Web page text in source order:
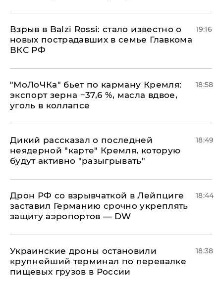
Взрыв в Balzi Rossi: стало известно о
новых пострадавших в семье Главкома
ВКС РФ
19:16
​"МоЛоЧКа" бьет по карману Кремля:
экспорт зерна −37,6 %, масла вдвое,
уголь в коллапсе
18:58
Дикий рассказал о последней
неядерной "карте" Кремля, которую
будут активно "разыгрывать"
18:49
​Дрон РФ со взрывчаткой в Лейпциге
заставил Германию срочно укреплять
защиту аэропортов — DW
18:44
Украинские дроны остановили
крупнейший терминал по перевалке
пищевых грузов в России
18:38